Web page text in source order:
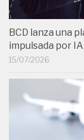
BCD lanza una
impulsada por IA
15/07/2026